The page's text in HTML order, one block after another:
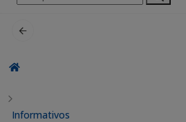
por:
Informativos